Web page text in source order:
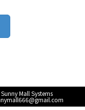
Mall Systems